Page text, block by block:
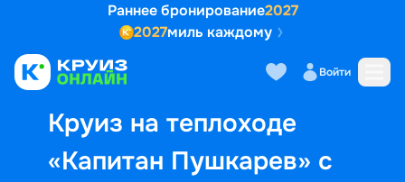
Раннее бронирование2027
2027миль каждому
Войти
Круиз на теплоходе
«Капитан Пушкарев» с
Выбор кают Маршрут и